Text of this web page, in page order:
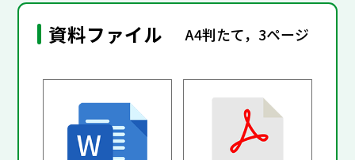
資料ファイル A4判たて，3ページ